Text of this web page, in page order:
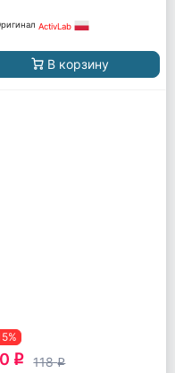
ActivLab
В корзину
q 118q